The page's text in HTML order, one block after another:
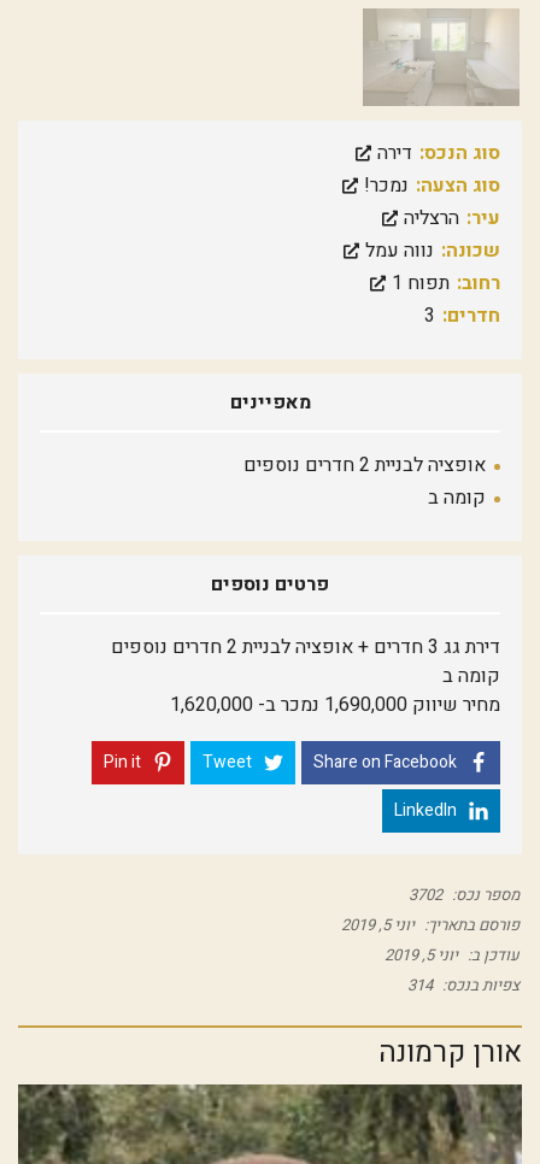
סוג הנכס: דירה
סוג הצעה: נמכר!
עיר: הרצליה
שכונה: נווה עמל
רחוב: תפוח 1
חדרים: 3
מאפיינים
אופציה לבניית 2 חדרים נוספים
קומה ב
פרטים נוספים
דירת גג 3 חדרים + אופציה לבניית 2 חדרים נוספים
קומה ב
מחיר שיווק 1,690,000 נמכר ב- 1,620,000
Share on Facebook
Tweet
Pin it
LinkedIn
מספר נכס: 3702
פורסם בתאריך: יוני 5, 2019
עודכן ב: יוני 5, 2019
צפיות בנכס: 314
אורן קרמונה